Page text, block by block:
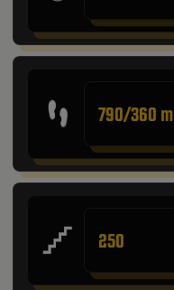
790/360 m
250